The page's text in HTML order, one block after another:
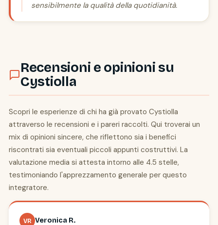
sensibilmente la qualità della quotidianità.
Recensioni e opinioni su
Cystiolla
Scopri le esperienze di chi ha già provato Cystiolla
attraverso le recensioni e i pareri raccolti. Qui troverai un
mix di opinioni sincere, che riflettono sia i benefici
riscontrati sia eventuali piccoli appunti costruttivi. La
valutazione media si attesta intorno alle 4.5 stelle,
testimoniando l'apprezzamento generale per questo
integratore.
VR Veronica R.